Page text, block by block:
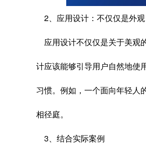
2、应用设计：不仅仅是外观
应用设计不仅仅是关于美观
计应该能够引导用户自然地使
习惯。例如，一个面向年轻人
相径庭。
3、结合实际案例